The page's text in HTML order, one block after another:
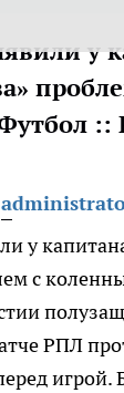
у
::
у
с
РПЛ
игрой.